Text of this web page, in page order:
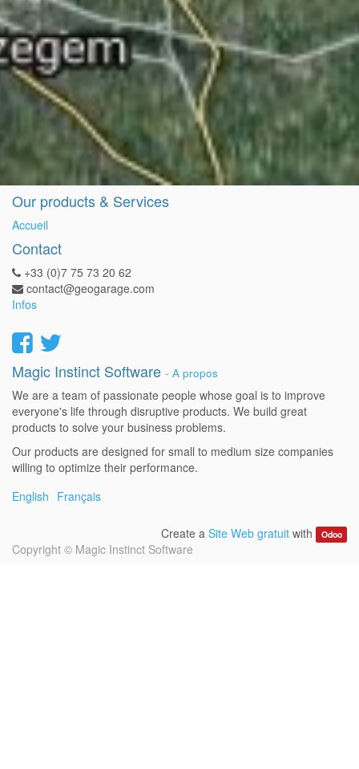
Our products & Services
Accueil
Contact
+33 (0)7 75 73 20 62
contact@geogarage.com
Infos
Magic Instinct Software - A propos
We are a team of passionate people whose goal is to improve
everyone's life through disruptive products. We build great
products to solve your business problems.
Our products are designed for small to medium size companies
willing to optimize their performance.
English Français
Create aSite Web gratuit with Odoo
Copyright © Magic Instinct Software